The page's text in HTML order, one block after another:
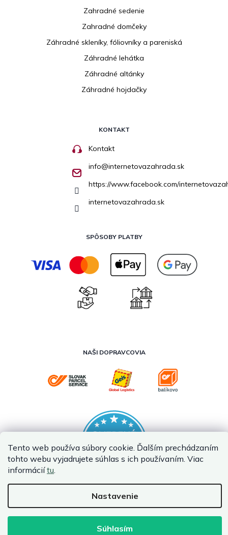
Tento web používa súbory cookie. Ďalším prechádzaním
tohto webu vyjadrujete súhlas s ich používaním. Viac
informáciítu.
Nastavenie
Súhlasím
Zahradné sedenie
Zahradné domčeky
Záhradné skleníky, fóliovníky a pareniská
Záhradné lehátka
Záhradné altánky
Záhradné hojdačky
KONTAKT
Kontakt
info@internetovazahrada.sk
https://www.facebook.com/
internetovazahrada.sk
SPÔSOBY PLATBY
NAŠI DOPRAVCOVIA